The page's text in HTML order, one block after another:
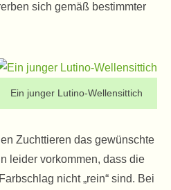
sich gemäß bestimmter
Ein junger Lutino-Wellensittich
Zuchttieren das gewünschte
leider vorkommen, dass die
nicht „rein“ sind. Bei